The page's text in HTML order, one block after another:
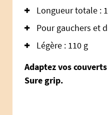
Longueur totale :
Pour gauchers et
Légère : 110 g
Adaptez vos
Sure grip.